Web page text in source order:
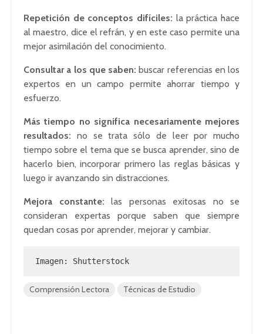
Repetición de conceptos difíciles: la práctica hace
al maestro, dice el refrán, y en este caso permite una
mejor asimilación del conocimiento.
Consultar a los que saben: buscar referencias en los
expertos en un campo permite ahorrar tiempo y
esfuerzo.
Más tiempo no significa necesariamente mejores
resultados: no se trata sólo de leer por mucho
tiempo sobre el tema que se busca aprender, sino de
hacerlo bien, incorporar primero las reglas básicas y
luego ir avanzando sin distracciones.
Mejora constante: las personas exitosas no se
consideran expertas porque saben que siempre
quedan cosas por aprender, mejorar y cambiar.
Imagen: Shutterstock
Comprensión Lectora Técnicas de Estudio